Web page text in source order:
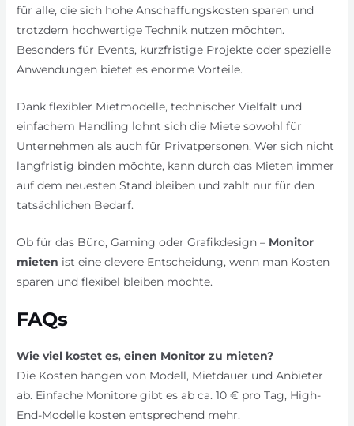
für alle, die sich hohe Anschaffungskosten sparen und
trotzdem hochwertige Technik nutzen möchten.
Besonders für Events, kurzfristige Projekte oder spezielle
Anwendungen bietet es enorme Vorteile.
Dank flexibler Mietmodelle, technischer Vielfalt und
einfachem Handling lohnt sich die Miete sowohl für
Unternehmen als auch für Privatpersonen. Wer sich nicht
langfristig binden möchte, kann durch das Mieten immer
auf dem neuesten Stand bleiben und zahlt nur für den
tatsächlichen Bedarf.
Ob für das Büro, Gaming oder Grafikdesign – Monitor
mieten ist eine clevere Entscheidung, wenn man Kosten
sparen und flexibel bleiben möchte.
FAQs
Wie viel kostet es, einen Monitor zu mieten?
Die Kosten hängen von Modell, Mietdauer und Anbieter
ab. Einfache Monitore gibt es ab ca. 10 € pro Tag, High-
End-Modelle kosten entsprechend mehr.